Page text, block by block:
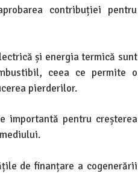
contribuției pentru
și energia termică sunt
ceea ce permite o
pierderilor.
importantă pentru creșterea
de finanțare a cogenerării